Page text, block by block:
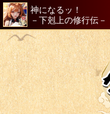
神になるッ！
－下剋上の修行伝－